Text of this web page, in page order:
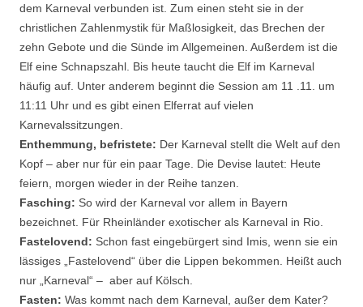
dem Karneval verbunden ist. Zum einen steht sie in der
christlichen Zahlenmystik für Maßlosigkeit, das Brechen der
zehn Gebote und die Sünde im Allgemeinen. Außerdem ist die
Elf eine Schnapszahl. Bis heute taucht die Elf im Karneval
häufig auf. Unter anderem beginnt die Session am 11 .11. um
11:11 Uhr und es gibt einen Elferrat auf vielen
Karnevalssitzungen.
Enthemmung, befristete: Der Karneval stellt die Welt auf den
Kopf – aber nur für ein paar Tage. Die Devise lautet: Heute
feiern, morgen wieder in der Reihe tanzen.
Fasching: So wird der Karneval vor allem in Bayern
bezeichnet. Für Rheinländer exotischer als Karneval in Rio.
Fastelovend: Schon fast eingebürgert sind Imis, wenn sie ein
lässiges „Fastelovend“ über die Lippen bekommen. Heißt auch
nur „Karneval“ – aber auf Kölsch.
Fasten: Was kommt nach dem Karneval, außer dem Kater?